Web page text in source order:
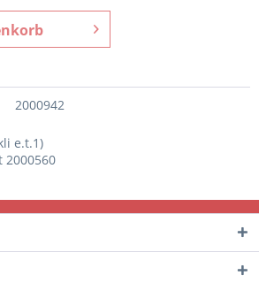
2000942
e.t.1)
2000560